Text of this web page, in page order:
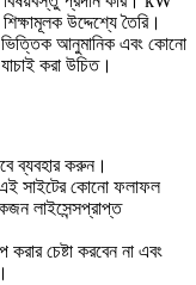
উদ্দেশ্যে তৈরি।
ভিত্তিক আনুমানিক এবং কোনো
করা উচিত।
ব্যবহার করুন।
সাইটের কোনো ফলাফল
লাইসেন্সপ্রাপ্ত
করার চেষ্টা করবেন না এবং